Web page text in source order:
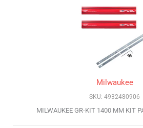
Milwaukee
SKU: 4932480906
MILWAUKEE GR-KIT 1400 ΜΜ